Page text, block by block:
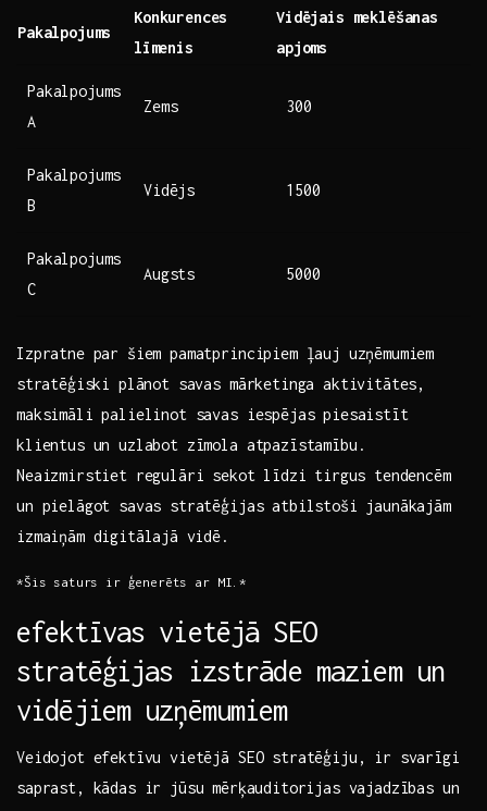
Pakalpojums
Konkurences
⁣līmenis
Vidējais meklēšanas
apjoms
Pakalpojums
A
Zems 300
Pakalpojums
B
Vidējs 1500
Pakalpojums
C
Augsts 5000
Izpratne par šiem pamatprincipiem ļauj uzņēmumiem
⁣stratēģiski plānot ‍savas mārketinga aktivitātes,​
maksimāli palielinot savas iespējas piesaistīt
klientus un uzlabot zīmola atpazīstamību.
Neaizmirstiet regulāri sekot līdzi ⁣tirgus tendencēm
un pielāgot savas stratēģijas atbilstoši jaunākajām
izmaiņām digitālajā ⁣vidē.
*Šis​ saturs ir ģenerēts ar MI.*
efektīvas vietējā SEO
stratēģijas izstrāde maziem un
vidējiem‍ uzņēmumiem
Veidojot efektīvu vietējā SEO stratēģiju, ir svarīgi
saprast, kādas ir jūsu ⁣mērķauditorijas vajadzības ⁣un